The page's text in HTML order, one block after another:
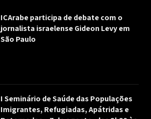
ICArabe participa de debate com o
jornalista israelense Gideon Levy em
São Paulo
I Seminário de Saúde das Populações
Imigrantes, Refugiadas, Apátridas e